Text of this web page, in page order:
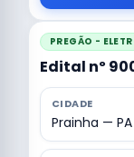
PREGÃO -
Edital nº
CIDADE
Prainha — PA